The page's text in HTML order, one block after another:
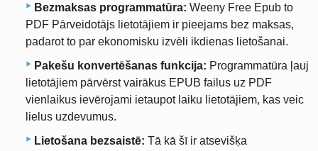
Bezmaksas programmatūra: Weeny Free Epub to
PDF Pārveidotājs lietotājiem ir pieejams bez maksas,
padarot to par ekonomisku izvēli ikdienas lietošanai.
Pakešu konvertēšanas funkcija: Programmatūra ļauj
lietotājiem pārvērst vairākus EPUB failus uz PDF
vienlaikus ievērojami ietaupot laiku lietotājiem, kas veic
lielus uzdevumus.
Lietošana bezsaistē: Tā kā šī ir atsevišķa